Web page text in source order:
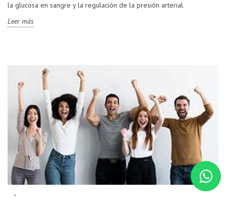
la glucosa en sangre y la regulación de la presión arterial.
Leer más
CÓMO MANTENERTE SALUDABLE EN TUS 30